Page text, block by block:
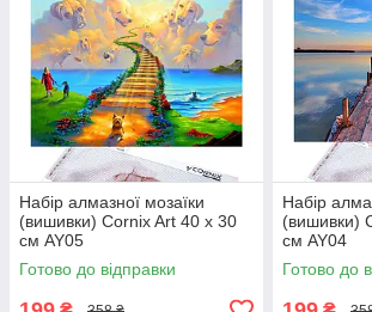
Набір алмазної мозаїки
(вишивки) Cornix Art 40 x 30
см AY05
Готово до відправки
Набір
(вишивки)
см AY04
Готово до